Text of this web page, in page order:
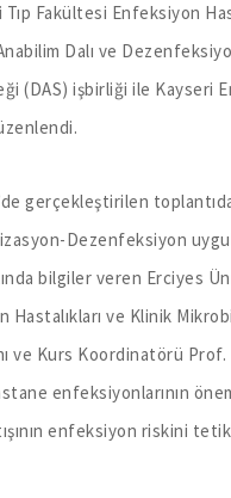
Fakültesi Enfeksiyon
Dalı ve
(DAS) işbirliği ile Kayseri
gerçekleştirilen
Dezenfeksiyon
bilgiler veren Erciyes
Hastalıkları ve Klinik
ve Kurs Koordinatörü Prof.
enfeksiyonlarının
enfeksiyon riskini